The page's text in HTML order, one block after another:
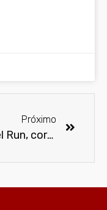
Próximo
Marvel Run, corrida de rua inspirada nos Vingadores, acontece em SP